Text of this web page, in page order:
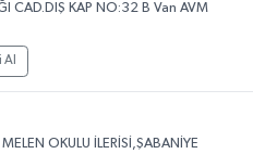
CAD.DIŞ KAP NO:32 B Van AVM
Al
OKULU İLERİSİ,ŞABANİYE